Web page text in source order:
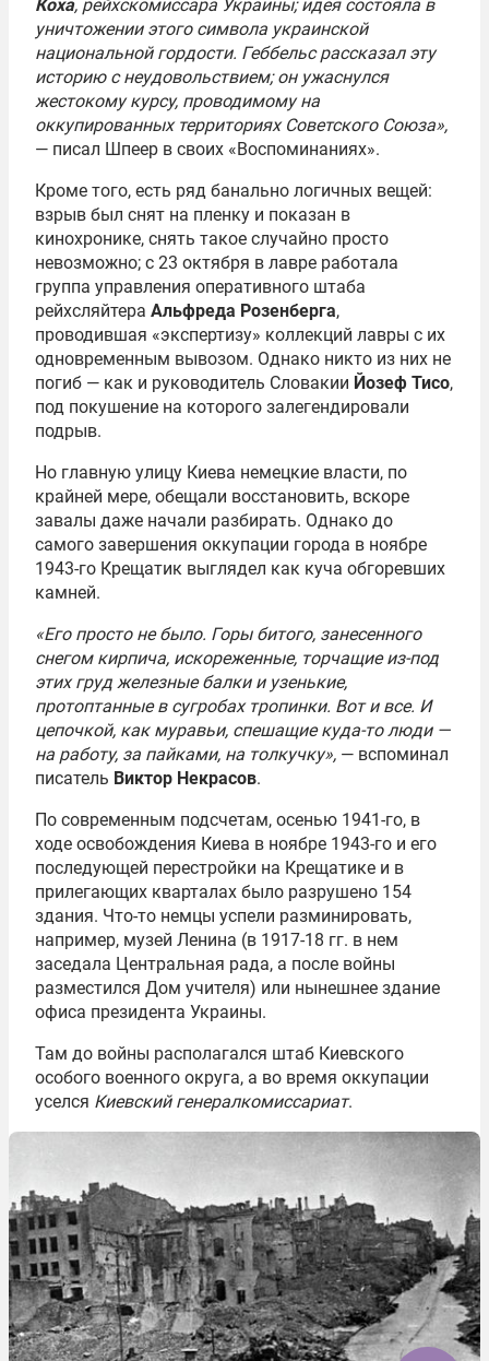
Коха, рейхскомиссара Украины; идея состояла в
уничтожении этого символа украинской
национальной гордости. Геббельс рассказал эту
историю с неудовольствием; он ужаснулся
жестокому курсу, проводимому на
оккупированных территориях Советского Союза»,
— писал Шпеер в своих «Воспоминаниях».
Кроме того, есть ряд банально логичных вещей:
взрыв был снят на пленку и показан в
кинохронике, снять такое случайно просто
невозможно; с 23 октября в лавре работала
группа управления оперативного штаба
рейхсляйтера Альфреда Розенберга,
проводившая «экспертизу» коллекций лавры с их
одновременным вывозом. Однако никто из них не
погиб — как и руководитель Словакии Йозеф Тисо,
под покушение на которого залегендировали
подрыв.
Но главную улицу Киева немецкие власти, по
крайней мере, обещали восстановить, вскоре
завалы даже начали разбирать. Однако до
самого завершения оккупации города в ноябре
1943-го Крещатик выглядел как куча обгоревших
камней.
«Его просто не было. Горы битого, занесенного
снегом кирпича, искореженные, торчащие из-под
этих груд железные балки и узенькие,
протоптанные в сугробах тропинки. Вот и все. И
цепочкой, как муравьи, спешащие куда-то люди —
на работу, за пайками, на толкучку», — вспоминал
писатель Виктор Некрасов.
По современным подсчетам, осенью 1941-го, в
ходе освобождения Киева в ноябре 1943-го и его
последующей перестройки на Крещатике и в
прилегающих кварталах было разрушено 154
здания. Что-то немцы успели разминировать,
например, музей Ленина (в 1917-18 гг. в нем
заседала Центральная рада, а после войны
разместился Дом учителя) или нынешнее здание
офиса президента Украины.
Там до войны располагался штаб Киевского
особого военного округа, а во время оккупации
уселся Киевский генералкомиссариат.